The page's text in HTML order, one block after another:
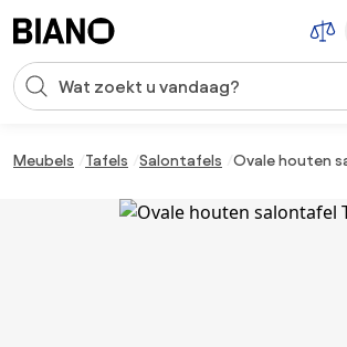
Zoekopdracht invoeren
Meubels Tafels Salontafels Ovale houten